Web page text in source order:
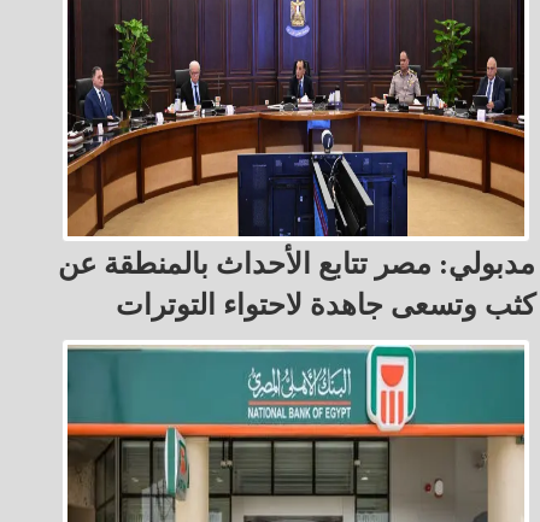
مدبولي: مصر تتابع الأحداث بالمنطقة عن
كثب وتسعى جاهدة لاحتواء التوترات